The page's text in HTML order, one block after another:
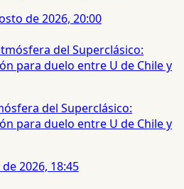
de 2026, 20:00
del Superclásico:
para duelo entre U de Chile y
2026, 18:45